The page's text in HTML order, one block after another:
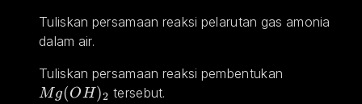
Tuliskan persamaan reaksi pelarutan gas amonia
dalam air.
Tuliskan persamaan reaksi pembentukan
Mg(OH)2 tersebut.